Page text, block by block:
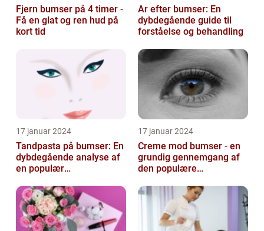
Fjern bumser på 4 timer -
Få en glat og ren hud på
kort tid
Ar efter bumser: En
dybdegående guide til
forståelse og behandling
17 januar 2024
Tandpasta på bumser: En
dybdegående analyse af
en populær
17 januar 2024
Creme mod bumser - en
grundig gennemgang af
den populære